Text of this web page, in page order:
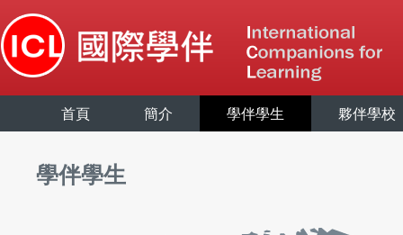
首頁 簡介 學伴學生 夥伴學校
學伴學生